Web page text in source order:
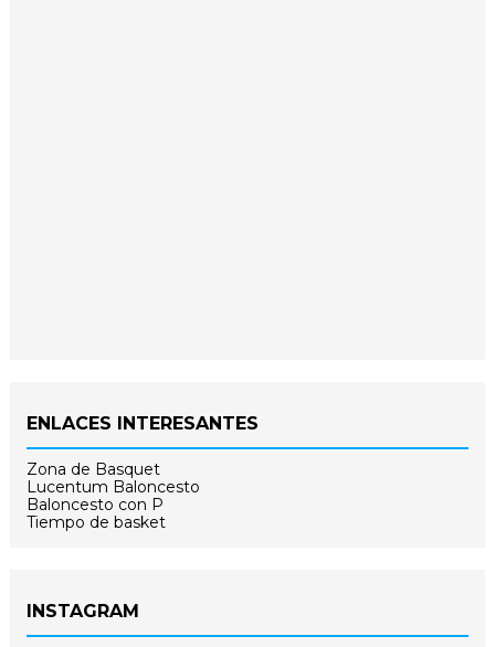
ENLACES INTERESANTES
Zona de Basquet
Lucentum Baloncesto
Baloncesto con P
Tiempo de basket
INSTAGRAM